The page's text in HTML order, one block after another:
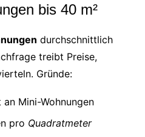
bis 40 m²
durchschnittlich
treibt Preise,
Gründe:
Mini-Wohnungen
pro Quadratmeter